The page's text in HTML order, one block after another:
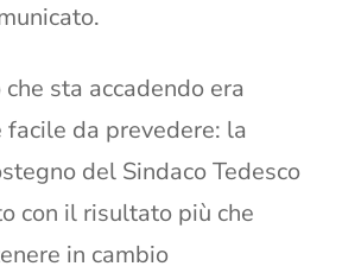
sta accadendo era
da prevedere: la
del Sindaco Tedesco
con il risultato più che
in cambio